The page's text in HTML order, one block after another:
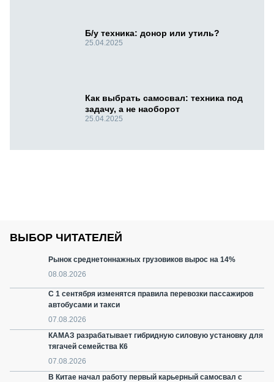
Б/у техника: донор или утиль?
25.04.2025
Как выбрать самосвал: техника под
задачу, а не наоборот
25.04.2025
ВЫБОР ЧИТАТЕЛЕЙ
Рынок среднетоннажных грузовиков вырос на 14%
08.08.2026
С 1 сентября изменятся правила перевозки пассажиров
автобусами и такси
07.08.2026
КАМАЗ разрабатывает гибридную силовую установку для
тягачей семейства К6
07.08.2026
В Китае начал работу первый карьерный самосвал с